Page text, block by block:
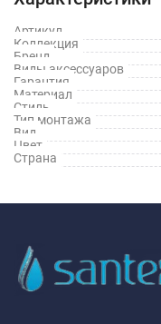
Артикул
Коллекция
Бренд
Виды аксессуаров
Гарантия
Материал
Стиль
Тип монтажа
Вид
Цвет
Страна